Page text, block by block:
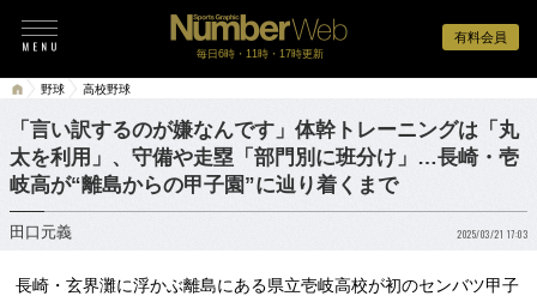
有料会員
毎日6時・11時・17時更新
野球 高校野球
「言い訳するのが嫌なんです」体幹トレーニングは「丸
太を利用」、守備や走塁「部門別に班分け」…長崎・壱
岐高が“離島からの甲子園”に辿り着くまで
田口元義 2025/03/21 17:03
長崎・玄界灘に浮かぶ離島にある県立壱岐高校が初のセンバツ甲子